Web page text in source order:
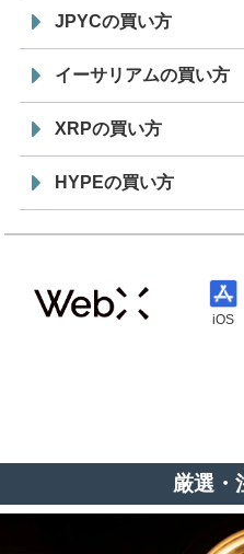
JPYCの買い方
イーサリアムの買い方
XRPの買い方
HYPEの買い方
iOS
厳選・